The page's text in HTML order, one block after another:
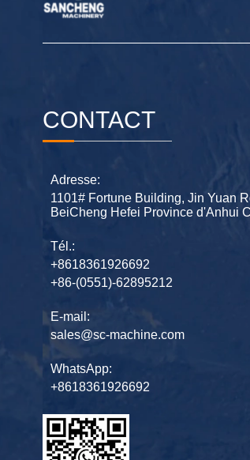
CONTACT
Adresse:
1101# Fortune Building, Jin Yuan
BeiCheng Hefei Province d'Anhui
Tél.:
+8618361926692
+86-(0551)-62895212
E-mail:
sales@sc-machine.com
WhatsApp:
+8618361926692